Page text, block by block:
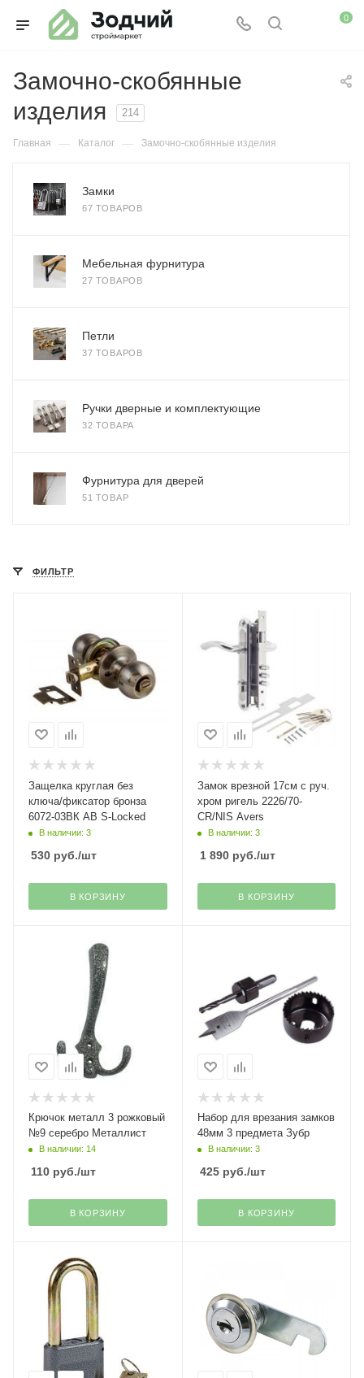
0
Замочно-скобянные
изделия
214
Главная — Каталог — Замочно-скобянные изделия
Замки
67 ТОВАРОВ
Мебельная фурнитура
27 ТОВАРОВ
Петли
37 ТОВАРОВ
Ручки дверные и комплектующие
32 ТОВАРА
Фурнитура для дверей
51 ТОВАР
ФИЛЬТР
Защелка круглая без
ключа/фиксатор бронза
6072-03ВК АВ S-Locked
В наличии: 3
530 руб./шт
В КОРЗИНУ
Замок врезной 17см с руч.
хром ригель 2226/70-
CR/NIS Avers
В наличии: 3
1 890руб./шт
В КОРЗИНУ
Крючок металл 3 рожковый
№9 серебро Металлист
В наличии: 14
110 руб./шт
В КОРЗИНУ
Набор для врезания замков
48мм 3 предмета Зубр
В наличии: 3
425руб./шт
В КОРЗИНУ